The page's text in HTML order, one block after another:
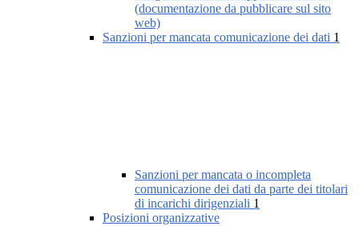
(documentazione da pubblicare sul sito
web)
Sanzioni per mancata comunicazione dei dati 1
Sanzioni per mancata o incompleta
comunicazione dei dati da parte dei titolari
di incarichi dirigenziali 1
Posizioni organizzative